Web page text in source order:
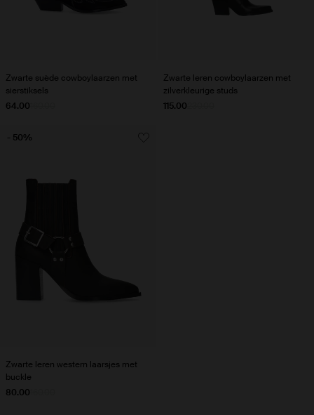
Zwarte suède cowboylaarzen met
sierstiksels
64.00
Zwarte leren cowboylaarzen met
zilverkleurige studs
115.00
Zwarte leren western laarsjes met
buckle
80.00
- 50%